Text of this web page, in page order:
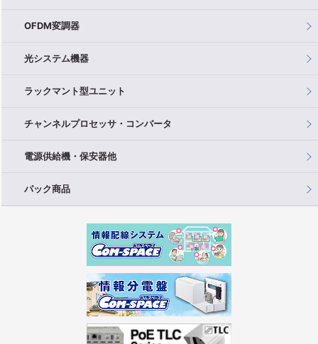
OFDM変調器
光システム機器
ラックマント型ユニット
チャンネルプロセッサ・コンバータ
電源供給機・保安器他
パック商品